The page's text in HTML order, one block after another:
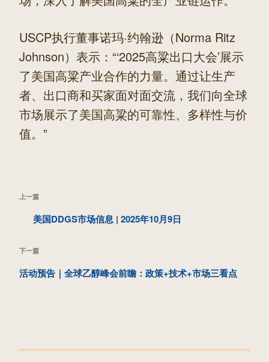
USCP执行董事诺玛·约翰逊（Norma Ritz
Johnson）表示：“‘2025高粱出口大会’展示
了美国高粱产业合作的力量。通过让生产
者、出口商和买家面对面交流，我们向全球
市场展示了美国高粱的可靠性、多样性与价
值。”
文
章
导
航
上
文
章
上一篇
美国DDGS市场信息 | 2025年10月9日
下
一
下一篇
活动预告｜全球乙醇峰会前瞻：政策+技术+市场三看点